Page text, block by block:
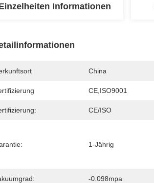
Informationen
China
CE,ISO9001
CE/ISO
1-Jährig
-0.098mpa